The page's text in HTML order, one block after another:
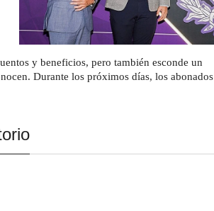
y beneficios, pero también esconde un
Durante los próximos días, los abonados